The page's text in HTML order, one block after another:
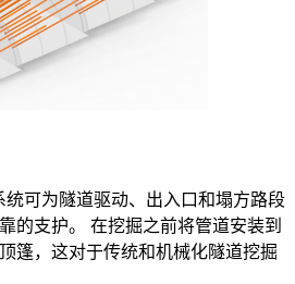
统可为隧道驱动、出入口和塌方路段
的支护。 在挖掘之前将管道安装到
篷，这对于传统和机械化隧道挖掘